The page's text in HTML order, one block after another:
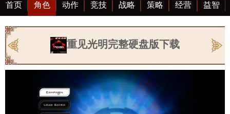
首页 角色 动作 竞技 战略 策略 经营 益智
冒险 棋牌 赛车 音乐 恋爱 单机 大全
重见光明完整硬盘版下载